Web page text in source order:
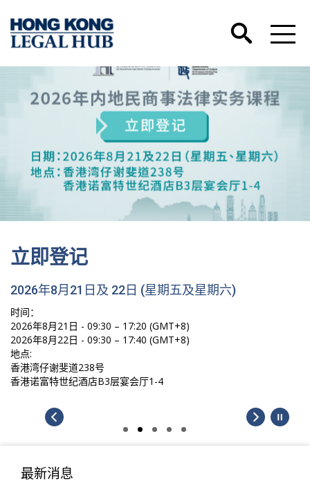
立即登记
2026年8月21日及 22日 (星期五及星期六)
时间：
2026年8月21日 - 09:30 – 17:20 (GMT+8)
2026年8月22日 - 09:30 – 17:40 (GMT+8)
地点:
香港湾仔谢斐道238号
香港诺富特世纪酒店B3层宴会厅1-4
最新消息